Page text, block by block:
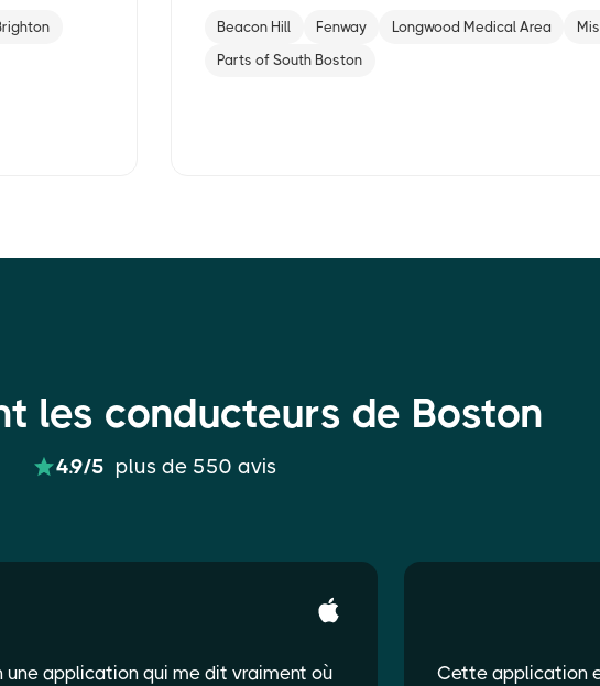
Beacon Hill Fenway Longwood Medical Area
Parts of South Boston
les conducteurs de Boston
4.9/5 plus de 550 avis
une application qui me dit vraiment où Cette application